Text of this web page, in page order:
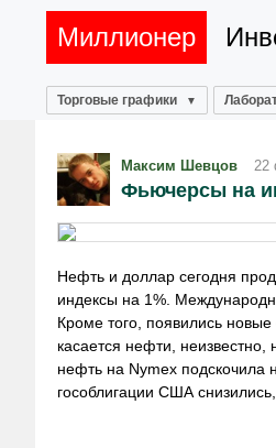
Миллионер
Торговые графики
Максим Шевцов 22
Фьючерсы на
Нефть и доллар сегодня
индексы на 1%.
Кроме того, появились
касается нефти,
нефть на Nymex подскочила
гособлигации США